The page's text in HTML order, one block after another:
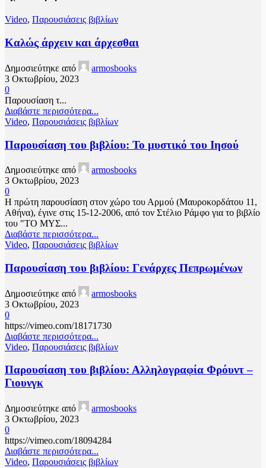
Video, Παρουσιάσεις βιβλίων
Καλώς άρχειν και άρχεσθαι
Δημοσιεύτηκε από
armosbooks
3 Οκτωβρίου, 2023
0
Παρουσίαση τ...
Διαβάστε περισσότερα...
Video, Παρουσιάσεις βιβλίων
Παρουσίαση του βιβλίου: Το μυστικό του Ιησού
Δημοσιεύτηκε από
armosbooks
3 Οκτωβρίου, 2023
0
Η πρώτη παρουσίαση στον χώρο του Αρμού (Μαυροκορδάτου 11,
Αθήνα), έγινε στις 15-12-2006, από τον Στέλιο Ράμφο για το βιβλίο
του "ΤΟ ΜΥΣ...
Διαβάστε περισσότερα...
Video, Παρουσιάσεις βιβλίων
Παρουσίαση του βιβλίου: Γενάρχες Πεπρωμένων
Δημοσιεύτηκε από
armosbooks
3 Οκτωβρίου, 2023
0
https://vimeo.com/18171730
Διαβάστε περισσότερα...
Video, Παρουσιάσεις βιβλίων
Παρουσίαση του βιβλίου: Αλληλογραφία Φρόυντ –
Γιουνγκ
Δημοσιεύτηκε από
armosbooks
3 Οκτωβρίου, 2023
0
https://vimeo.com/18094284
Διαβάστε περισσότερα...
Video, Παρουσιάσεις βιβλίων